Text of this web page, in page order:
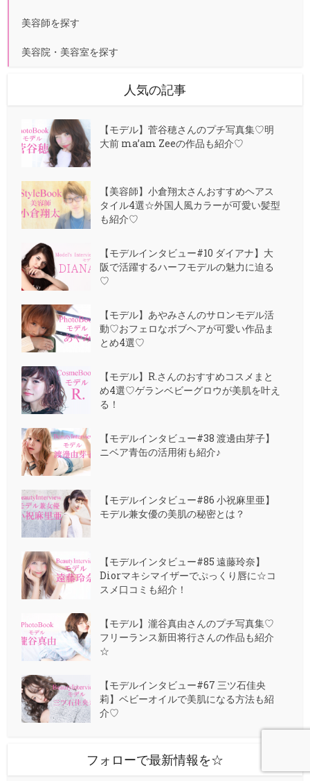
美容師を探す
美容院・美容室を探す
人気の記事
【モデル】菅谷穂さんのプチ写真集♡明
大前 ma’am Zeeの作品も紹介♡
【美容師】小倉翔太さんおすすめヘアス
タイル4選☆外国人風カラーが可愛い髪型
も紹介♡
【モデルインタビュー#10 ダイアナ】大
阪で活躍するハーフモデルの魅力に迫る
♡
【モデル】あやみさんのサロンモデル活
動♡おフェロなボブヘアが可愛い作品ま
とめ4選♡
【モデル】R.さんのおすすめコスメまと
め4選♡ゲランベビーグロウが美肌を叶え
る！
【モデルインタビュー#38 渡邊由芽子】
ニベア青缶の活用術も紹介♪
【モデルインタビュー#86 小祝麻里亜】
モデル兼女優の美肌の秘密とは？
【モデルインタビュー#85 遠藤玲奈】
Diorマキシマイザーでぷっくり唇に☆コ
スメ口コミも紹介！
【モデル】瀧谷真由さんのプチ写真集♡
フリーランス新田将行さんの作品も紹介
☆
【モデルインタビュー#67 三ツ石佳央
莉】ベビーオイルで美肌になる方法も紹
介♡
フォローで最新情報を☆